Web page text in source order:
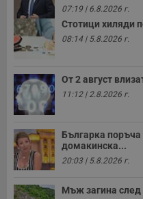
07:19 | 6.8.2026 г.
Стотици хиляди
08:14 | 5.8.2026 г.
От 2 август
11:12 | 2.8.2026 г.
Българка
домакинска...
20:03 | 5.8.2026 г.
Мъж загина след